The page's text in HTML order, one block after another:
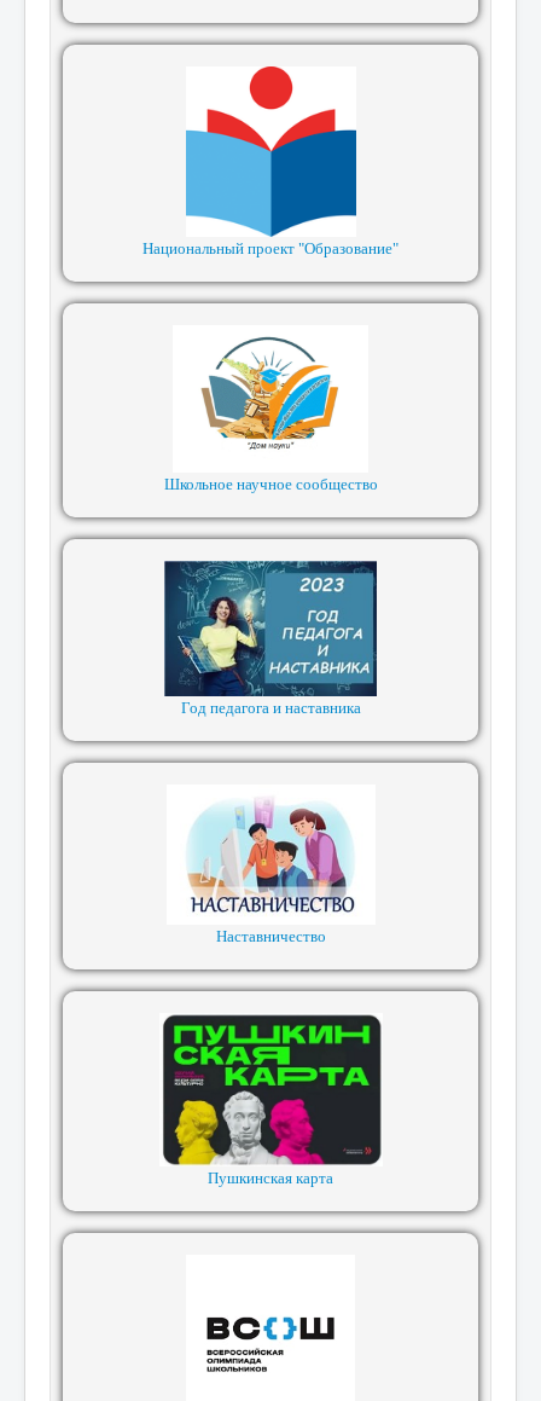
Национальный проект "Образование"
Школьное научное сообщество
Год педагога и наставника
Наставничество
Пушкинская карта